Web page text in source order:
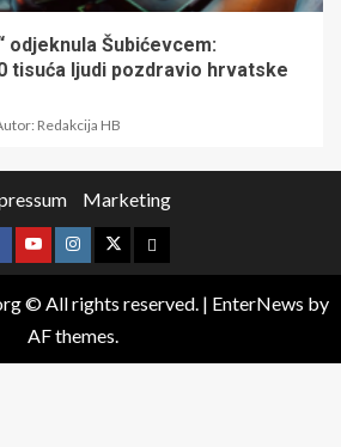
odjeknula Šubićevcem:
tisuća ljudi pozdravio hrvatske
Redakcija HB
Marketing
© All rights reserved. | EnterNews by
AF themes.